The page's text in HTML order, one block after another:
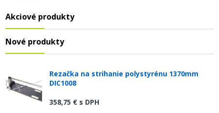
Akciové produkty
Nové produkty
Rezačka na strihanie polystyrénu 1370mm
DIC1008
358,75 € s DPH